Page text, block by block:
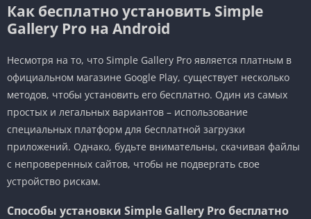
Как бесплатно установить Simple
Gallery Pro на Android
Несмотря на то, что Simple Gallery Pro является платным в
официальном магазине Google Play, существует несколько
методов, чтобы установить его бесплатно. Один из самых
простых и легальных вариантов – использование
специальных платформ для бесплатной загрузки
приложений. Однако, будьте внимательны, скачивая файлы
с непроверенных сайтов, чтобы не подвергать свое
устройство рискам.
Способы установки Simple Gallery Pro бесплатно